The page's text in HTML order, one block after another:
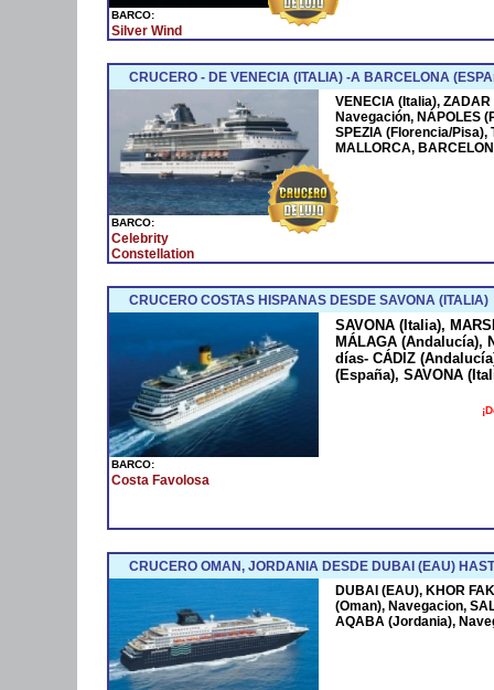
BARCO:
Silver Wind
CRUCERO - DE VENECIA (ITALIA) -A BARCELONA
BARCO:
Celebrity
Constellation
VENECIA (Italia),
Navegación, NÁPOLES
SPEZIA (Florencia/Pisa),
MALLORCA,
CRUCERO COSTAS HISPANAS DESDE SAVONA (ITALIA)
BARCO:
Costa Favolosa
SAVONA (Italia),
MÁLAGA (Andalucía),
días- CÁDIZ
(España), SAVONA
CRUCERO OMAN, JORDANIA DESDE DUBAI (EAU)
DUBAI (EAU), KHOR
(Oman), Navegacion,
AQABA (Jordania),